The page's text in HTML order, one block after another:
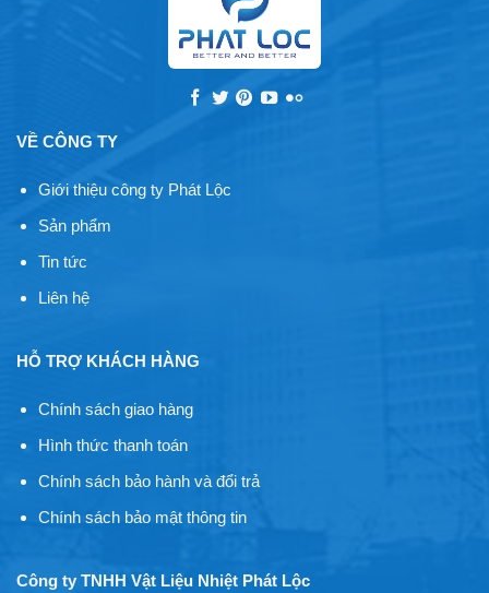
VỀ CÔNG TY
Giới thiệu công ty Phát Lộc
Sản phẩm
Tin tức
Liên hệ
HỖ TRỢ KHÁCH HÀNG
Chính sách giao hàng
Hình thức thanh toán
Chính sách bảo hành và đổi trả
Chính sách bảo mật thông tin
Công ty TNHH Vật Liệu Nhiệt Phát Lộc